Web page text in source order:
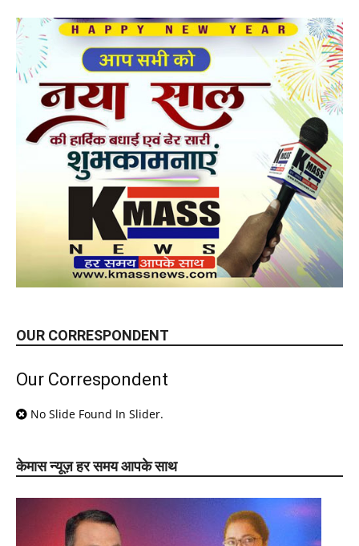
OUR CORRESPONDENT
Our Correspondent
No Slide Found In Slider.
केमास न्यूज़ हर समय आपके साथ